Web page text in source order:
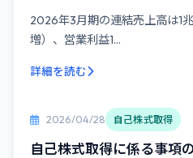
2026年3月期の連結売上高は1
増）、営業利益1...
詳細を読む
2026/04/28 自己株式取得
自己株式取得に係る事項